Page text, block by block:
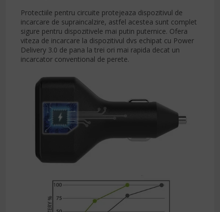
Protectiile pentru circuite protejeaza dispozitivul de
incarcare de supraincalzire, astfel acestea sunt complet
sigure pentru dispozitivele mai putin puternice. Ofera
viteza de incarcare la dispozitivul dvs echipat cu Power
Delivery 3.0 de pana la trei ori mai rapida decat un
incarcator conventional de perete.